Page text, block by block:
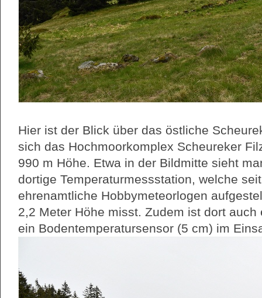
Hier ist der Blick über das östliche
sich das Hochmoorkomplex Scheureker
990 m Höhe. Etwa in der Bildmitte sieht
dortige Temperaturmessstation, welche
ehrenamtliche Hobbymeteorlogen
2,2 Meter Höhe misst. Zudem ist dort
ein Bodentemperatursensor (5 cm) im